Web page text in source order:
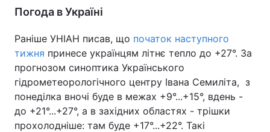
Погода в Україні
Раніше УНІАН писав, що початок наступного
тижня принесе українцям літнє тепло до +27°. За
прогнозом синоптика Українського
гідрометеорологічного центру Івана Семиліта, з
понеділка вночі буде в межах +9°...+15°, вдень -
до +21°...+27°, а в західних областях - трішки
прохолодніше: там буде +17°...+22°. Такі